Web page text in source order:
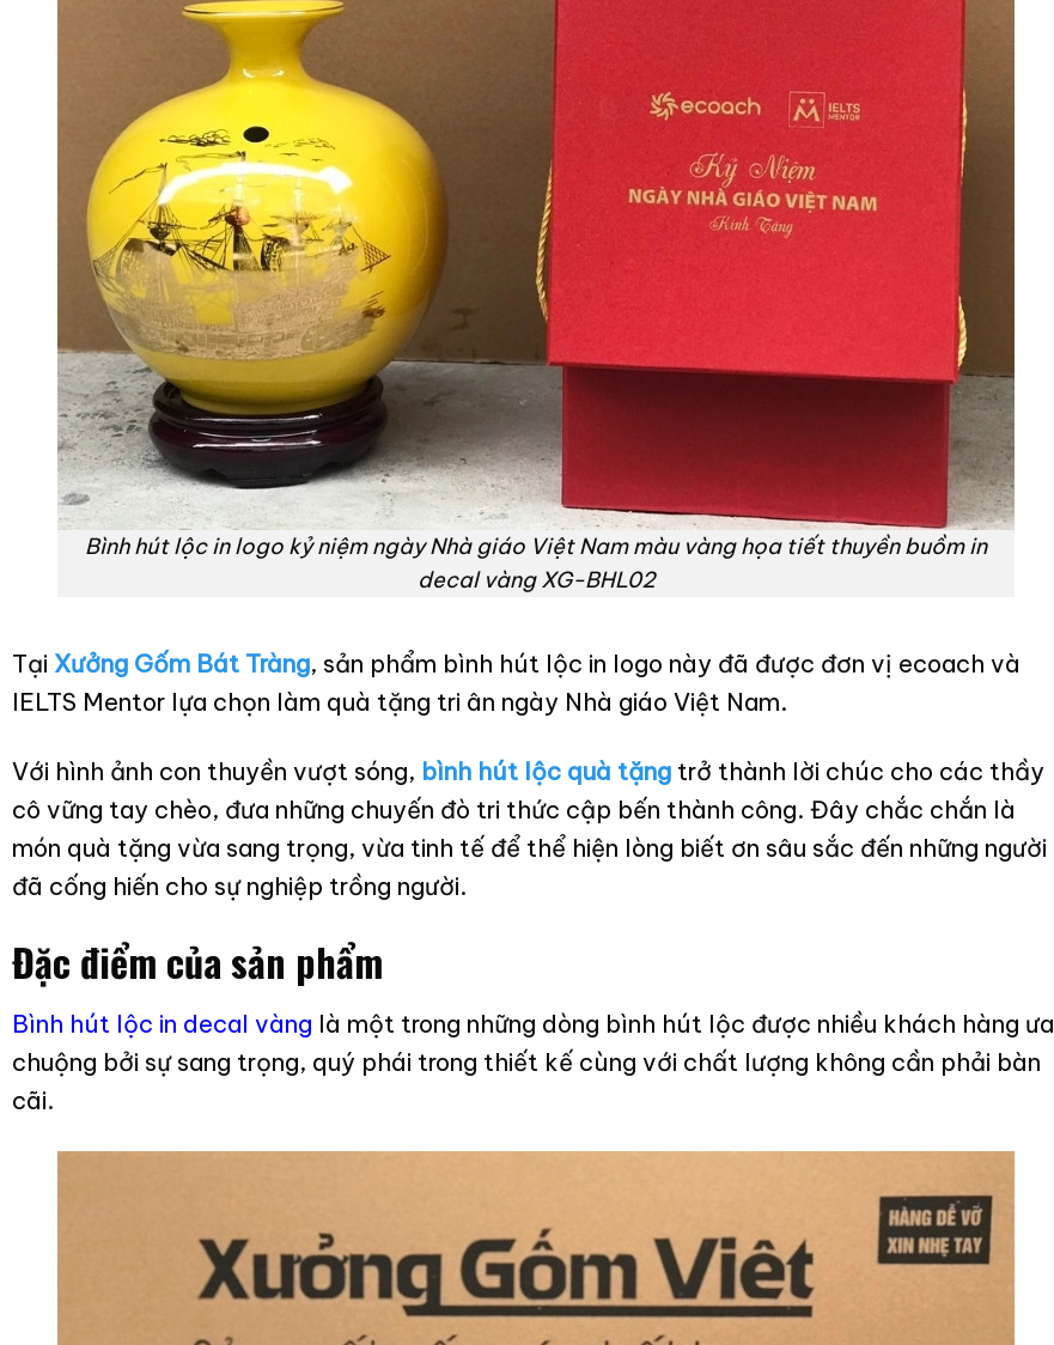
Bình hút lộc in logo kỷ niệm ngày Nhà giáo Việt Nam màu vàng họa tiết thuyền buồm in
decal vàng XG-BHL02
Tại Xưởng Gốm Bát Tràng, sản phẩm bình hút lộc in logo này đã được đơn vị ecoach và
IELTS Mentor lựa chọn làm quà tặng tri ân ngày Nhà giáo Việt Nam.
Với hình ảnh con thuyền vượt sóng, bình hút lộc quà tặngtrở thành lời chúc cho các thầy
cô vững tay chèo, đưa những chuyến đò tri thức cập bến thành công. Đây chắc chắn là
món quà tặng vừa sang trọng, vừa tinh tế để thể hiện lòng biết ơn sâu sắc đến những người
đã cống hiến cho sự nghiệp trồng người.
Đặc điểm của sản phẩm
Bình hút lộc in decal vàng là một trong những dòng bình hút lộc được nhiều khách hàng ưa
chuộng bởi sự sang trọng, quý phái trong thiết kế cùng với chất lượng không cần phải bàn
cãi.